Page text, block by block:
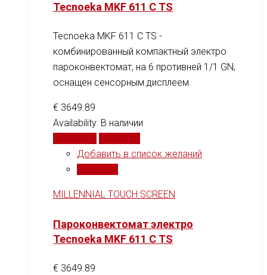
Tecnoeka MKF 611 C TS
Tecnoeka MKF 611 C TS -
комбинированный компактный электро
пароконвектомат, на 6 противней 1/1 GN,
оснащен сенсорным дисплеем.
€ 3649.89
Availability: В наличии
Добавить в список желаний
MILLENNIAL TOUCH SCREEN
Пароконвектомат электро
Tecnoeka MKF 611 C TS
€ 3649.89